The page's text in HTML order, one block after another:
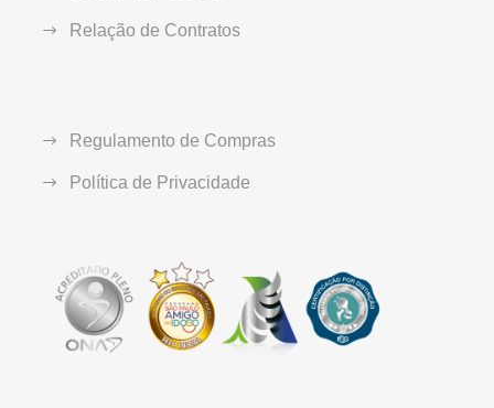
Relação de Contratos
Regulamento de Compras
Política de Privacidade